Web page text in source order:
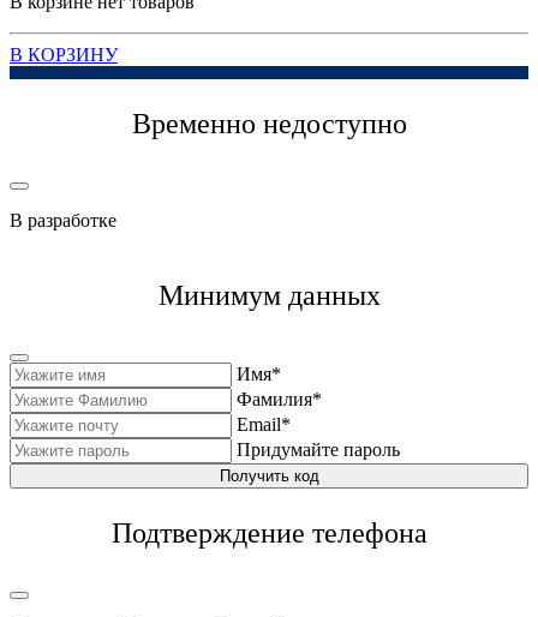
В КОРЗИНУ
Временно недоступно
В разработке
Минимум данных
Имя*
Фамилия*
Email*
Придумайте пароль
Получить код
Подтверждение телефона